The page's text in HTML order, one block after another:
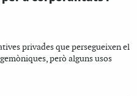
privades que persegueixen el
però alguns usos